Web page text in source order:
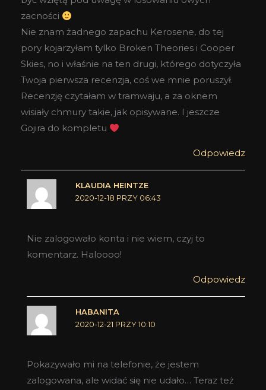
zacności
Nie znam żadnego zapachu Kerosene, do tej
pory kojarzyłam tylko Broken Theories i Cooper
Skies, no i właśnie na ten drugi, którego dotyczyła
Twoja pierwsza recenzja, coś we mnie poruszył.
Recenzję czytałam w tramwaju, a za oknem
wisiały chmury takie, jak opisywane. I jeszcze
Gojira do kompletu
Odpowiedz
KLAUDIA HEINTZE
2020-12-18 PRZY 06:43
Nie zalogowało konta i nie wiem, czyj to
komentarz. Haloooo!
Odpowiedz
HABANITA
2020-12-21 PRZY 10:10
Pokazywało mi na telefonie, że jestem
zalogowana, ale widać się nie udało… Teraz też